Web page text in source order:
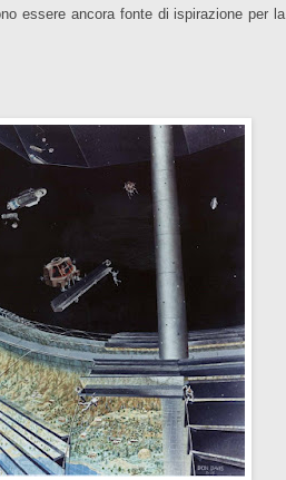
essere ancora fonte di ispirazione per la